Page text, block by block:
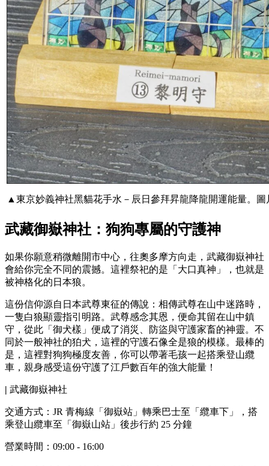
▲東京妙義神社黑貓花手水－辰日參拜昇龍降龍開運能量。
武藏御嶽神社：狗狗專屬的守護神
如果你願意稍微離開市中心，往奧多摩方向走，武藏御嶽神社
會給你完全不同的震撼。這裡祭祀的是「大口真神」，也就是
被神格化的日本狼。
這份信仰源自日本武尊東征的傳說：相傳武尊在山中迷路時，
一隻白狼顯靈指引明路。武尊感念其恩，便命其留在山中鎮
守，從此「御犬樣」便成了消災、防盜與守護家畜的神靈。不
同於一般神社的狛犬，這裡的守護石像全是狼的模樣。最棒的
是，這裡對狗狗極度友善，你可以帶著毛孩一起搭乘登山纜
車，親身感受這份守護了江戶數百年的強大能量！
| 武藏御嶽神社
交通方式：JR 青梅線「御嶽站」轉乘巴士至「纜車下」，搭
乘登山纜車至「御嶽山站」後步行約 25 分鐘
營業時間：09:00 - 16:00